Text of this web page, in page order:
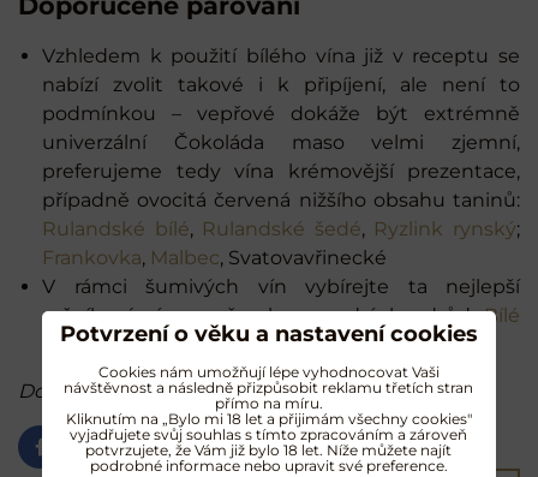
Vzhledem k použití bílého vína již v receptu se
nabízí zvolit takové i k připíjení, ale není to
podmínkou – vepřové dokáže být extrémně
univerzální Čokoláda maso velmi zjemní,
preferujeme tedy vína krémovější prezentace,
případně ovocitá červená nižšího obsahu taninů:
Rulandské bílé, Rulandské šedé, Ryzlink rynský;
Frankovka, Malbec, Svatovavřinecké
V rámci šumivých vín vybírejte ta nejlepší
ročníková vína s převahou modrých odrůd:Bílé
vintage,Vintage rosé
Dobrou chuť!
FacebookTwitterBlueskyPinterestRedditLinkedInWhatsApp
E-
mail
Potvrzení o věku a nastavení cookies
Cookies nám umožňují lépe vyhodnocovat Vaši
návštěvnost a následně přizpůsobit reklamu třetích stran
přímo na míru.
Kliknutím na „Bylo mi 18 let a přijimám všechny cookies"
vyjadřujete svůj souhlas s tímto zpracováním a zároveň
potvrzujete, že Vám již bylo 18 let. Níže můžete najít
podrobné informace nebo upravit své preference.